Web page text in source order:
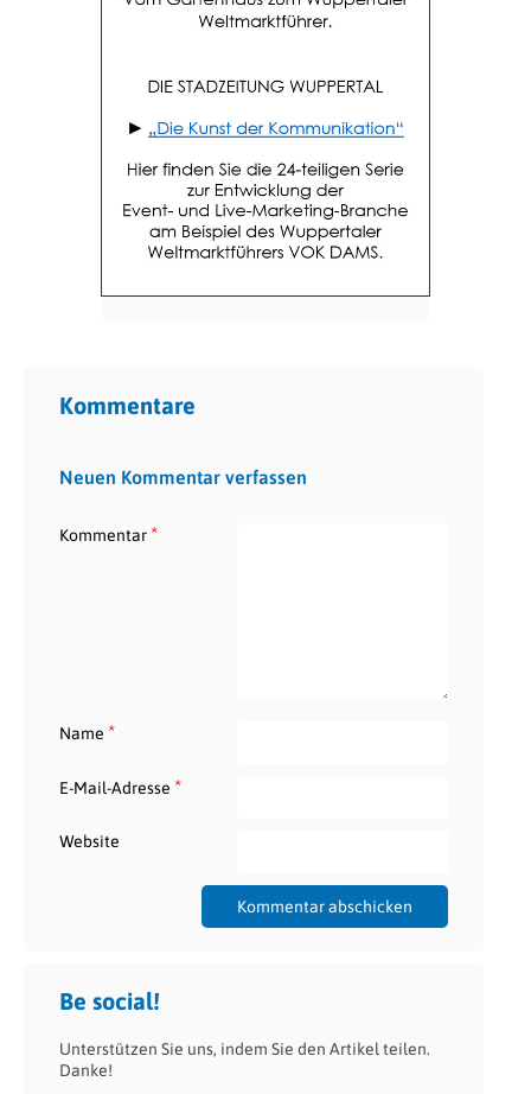
Kommentare
Neuen Kommentar verfassen
Kommentar*
Name *
E-Mail-Adresse *
Website
Be social!
Unterstützen Sie uns, indem Sie den Artikel teilen.
Danke!